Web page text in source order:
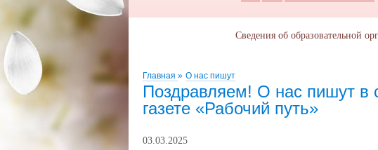
Главная » О нас пишут
Поздравляем! О нас пишут в
газете «Рабочий путь»
03.03.2025
Сведения об образовательной